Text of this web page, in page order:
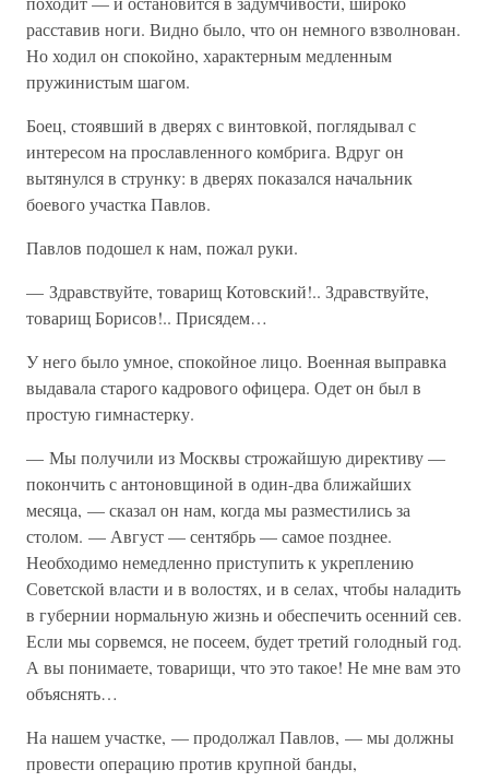
расставив ноги. Видно было, что он немного взволнован.
Но ходил он спокойно, характерным медленным
пружинистым шагом.
Боец, стоявший в дверях с винтовкой, поглядывал с
интересом на прославленного комбрига. Вдруг он
вытянулся в струнку: в дверях показался начальник
боевого участка Павлов.
Павлов подошел к нам, пожал руки.
— Здравствуйте, товарищ Котовский!.. Здравствуйте,
товарищ Борисов!.. Присядем…
У него было умное, спокойное лицо. Военная выправка
выдавала старого кадрового офицера. Одет он был в
простую гимнастерку.
— Мы получили из Москвы строжайшую директиву —
покончить с антоновщиной в один-два ближайших
месяца, — сказал он нам, когда мы разместились за
столом. — Август — сентябрь — самое позднее.
Необходимо немедленно приступить к укреплению
Советской власти и в волостях, и в селах, чтобы наладить
в губернии нормальную жизнь и обеспечить осенний сев.
Если мы сорвемся, не посеем, будет третий голодный год.
А вы понимаете, товарищи, что это такое! Не мне вам это
объяснять…
На нашем участке, — продолжал Павлов, — мы должны
провести операцию против крупной банды,